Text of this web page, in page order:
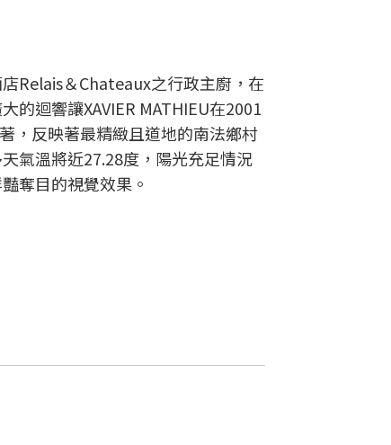
Relais＆Chateaux之行政主廚，在
的迴響讓XAVIER MATHIEU在2001
，反映著最精緻且道地的南法鄉村
氣溫將近27.28度，陽光充足情況
奪目的視覺效果。